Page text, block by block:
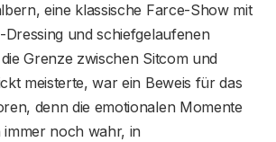
eine klassische Farce-Show mit
und schiefgelaufenen
Grenze zwischen Sitcom und
meisterte, war ein Beweis für das
denn die emotionalen Momente
immer noch wahr, in